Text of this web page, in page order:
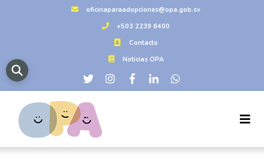
oficinaparaadopciones@opa.gob.sv
+503 2239 6400
Contacto
Noticias OPA